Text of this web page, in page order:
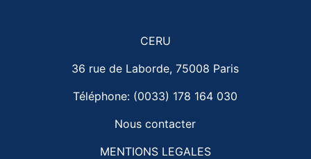
CERU
36 rue de Laborde, 75008 Paris
Téléphone: (0033) 178 164 030
Nous contacter
MENTIONS LEGALES